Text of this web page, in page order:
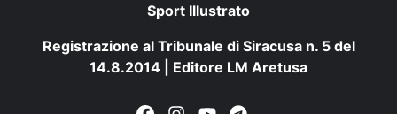
Sport Illustrato
Registrazione al Tribunale di Siracusa n. 5 del
14.8.2014 | Editore LM Aretusa